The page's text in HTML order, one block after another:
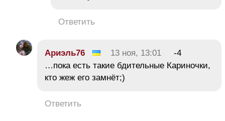
Ответить
Ариэль76 13 ноя, 13:01
-4
…пока есть такие бдительные Кариночки,
кто жеж его замнёт;)
Ответить